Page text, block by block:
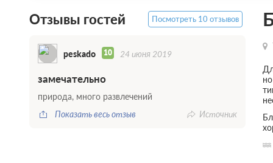
Отзывы гостей Посмотреть 10 отзывов
peskado 10 24 июня 2019
замечательно
природа, много развлечений
Показать весь отзыв
Источник